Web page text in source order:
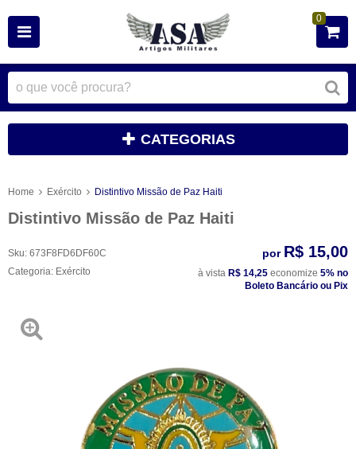
0
CATEGORIAS
Home Exército Distintivo Missão de Paz Haiti
Distintivo Missão de Paz Haiti
Sku: 673F8FD6DF60C
Categoria: Exército
por R$ 15,00
à vista R$ 14,25 economize 5% no
Boleto Bancário ou Pix